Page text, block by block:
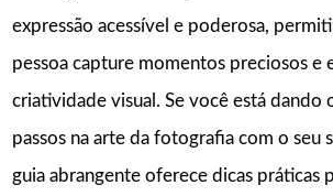
expressão acessível e poderosa,
pessoa capture momentos preciosos e
criatividade visual. Se você está dando
passos na arte da fotografia com o seu
guia abrangente oferece dicas práticas